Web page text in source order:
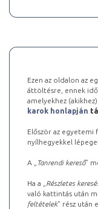
Ezen az oldalon az
áttöltésre, ennek
amelyekhez
karok honlapján
Először az egyetemi
nyílhegyekkel
A „ Tanrendi kereső”
Ha a „ Részletes
való kattintás után
feltételek” rész után